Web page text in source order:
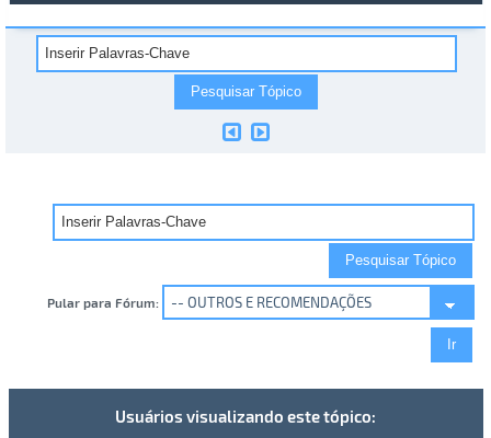
Pular para Fórum:
Usuários visualizando este tópico: